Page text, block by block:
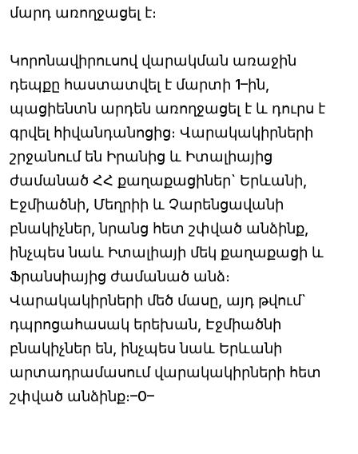
մարդ առողջացել է։
Կորոնավիրուսով վարակման առաջին
դեպքը հաստատվել է մարտի 1–ին,
պացիենտն արդեն առողջացել է և դուրս է
գրվել հիվանդանոցից։ Վարակակիրների
շրջանում են Իրանից և Իտալիայից
ժամանած ՀՀ քաղաքացիներ` Երևանի,
Էջմիածնի, Մեղրիի և Չարենցավանի
բնակիչներ, նրանց հետ շփված անձինք,
ինչպես նաև Իտալիայի մեկ քաղաքացի և
Ֆրանսիայից ժամանած անձ։
Վարակակիրների մեծ մասը, այդ թվում`
դպրոցահասակ երեխան, Էջմիածնի
բնակիչներ են, ինչպես նաև Երևանի
արտադրամասում վարակակիրների հետ
շփված անձինք։–0–